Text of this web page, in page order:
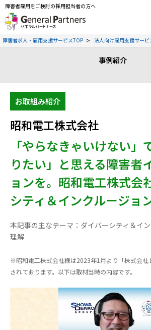
障害者雇用をご検討の採用担当者の方へ
障害者求人・雇用支援サービスTOP 法人向け雇用支援サービ
事例紹介
お取組み紹介
昭和電工株式会社
「やらなきゃいけない」
りたい」と思える障害者
ョンを。昭和電工株式会
シティ＆インクルージョ
本記事の主なテーマ：ダイバーシティ＆イ
理解
※昭和電工株式会社様は2023年1月より「株式会社
されております。以下は取材当時の内容です。